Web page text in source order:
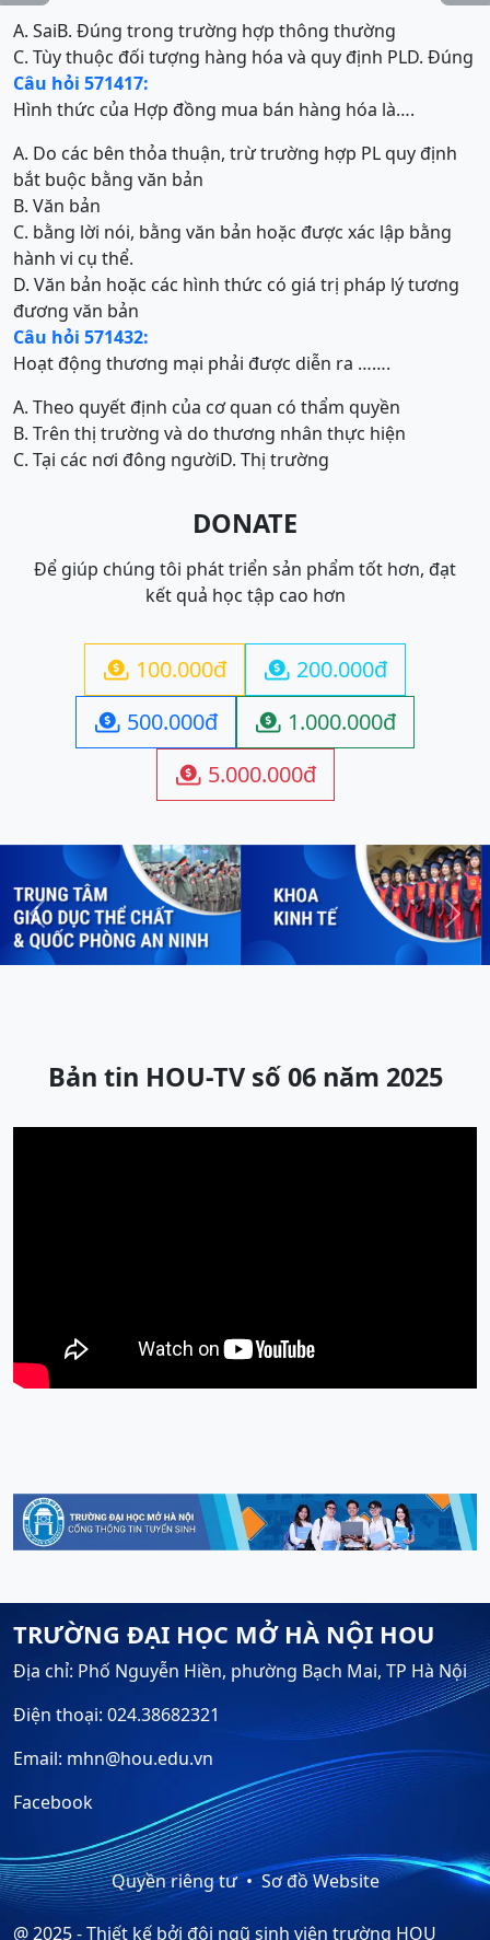
A. SaiB. Đúng trong trường hợp thông thường
C. Tùy thuộc đối tượng hàng hóa và quy định PLD. Đúng
Câu hỏi 571417:
Hình thức của Hợp đồng mua bán hàng hóa là….
A. Do các bên thỏa thuận, trừ trường hợp PL quy định
bắt buộc bằng văn bản
B. Văn bản
C. bằng lời nói, bằng văn bản hoặc được xác lập bằng
hành vi cụ thể.
D. Văn bản hoặc các hình thức có giá trị pháp lý tương
đương văn bản
Câu hỏi 571432:
Hoạt động thương mại phải được diễn ra …….
A. Theo quyết định của cơ quan có thẩm quyền
B. Trên thị trường và do thương nhân thực hiện
C. Tại các nơi đông ngườiD. Thị trường
DONATE
Để giúp chúng tôi phát triển sản phẩm tốt hơn, đạt
kết quả học tập cao hơn
 100.000đ  200.000đ
 500.000đ  1.000.000đ
 5.000.000đ
Previous Next
Bản tin HOU-TV số 06 năm 2025
TRƯỜNG ĐẠI HỌC MỞ HÀ NỘI HOU
Địa chỉ: Phố Nguyễn Hiền, phường Bạch Mai, TP Hà Nội
Điện thoại: 024.38682321
Email: mhn@hou.edu.vn
Facebook
Quyền riêng tư Sơ đồ Website
@ 2025 - Thiết kế bởi đội ngũ sinh viên trường HOU